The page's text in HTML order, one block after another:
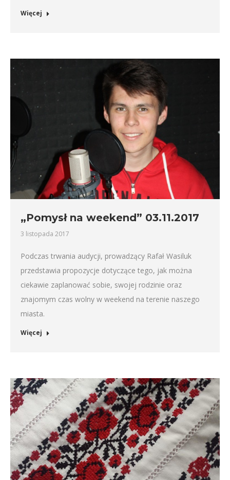
Więcej
„Pomysł na weekend” 03.11.2017
3 listopada 2017
Podczas trwania audycji, prowadzący Rafał Wasiluk
przedstawia propozycje dotyczące tego, jak można
ciekawie zaplanować sobie, swojej rodzinie oraz
znajomym czas wolny w weekend na terenie naszego
miasta.
Więcej